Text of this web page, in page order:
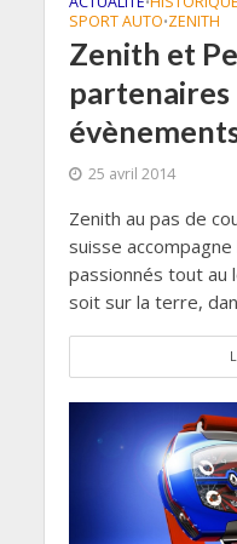
SPORT AUTO•ZENITH
Zenith et
25 avril 2014
Zenith au pas de
suisse
passionnés tout au
soit sur la terre,